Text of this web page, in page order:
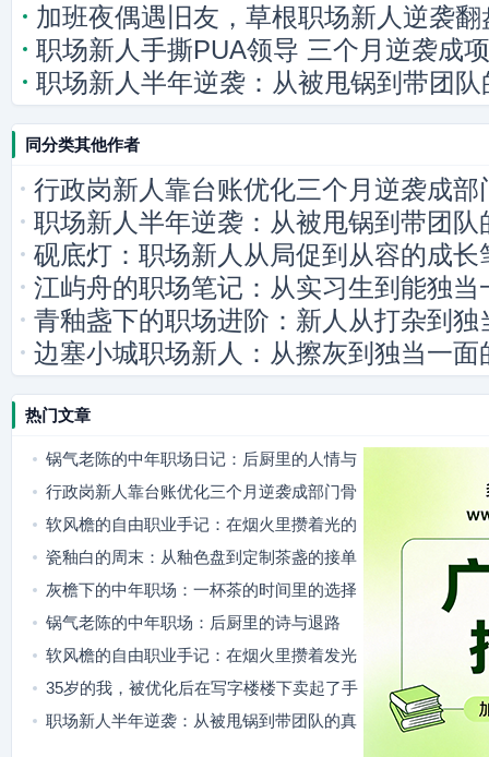
加班夜偶遇旧友，草根职场新人逆袭翻
职场新人手撕PUA领导 三个月逆袭成
职场新人半年逆袭：从被甩锅到带团
同分类其他作者
行政岗新人靠台账优化三个月逆袭成部
职场新人半年逆袭：从被甩锅到带团队
砚底灯：职场新人从局促到从容的成长
江屿舟的职场笔记：从实习生到能独当
青釉盏下的职场进阶：新人从打杂到
边塞小城职场新人：从擦灰到独当一面
热门文章
锅气老陈的中年职场日记：后厨里的人情与
选择
行政岗新人靠台账优化三个月逆袭成部门骨
干
软风檐的自由职业手记：在烟火里攒着光的
斜杠日常
瓷釉白的周末：从釉色盘到定制茶盏的接单
日常
灰檐下的中年职场：一杯茶的时间里的选择
锅气老陈的中年职场：后厨里的诗与退路
软风檐的自由职业手记：在烟火里攒着发光
的小日子
35岁的我，被优化后在写字楼楼下卖起了手
工酱菜
职场新人半年逆袭：从被甩锅到带团队的真